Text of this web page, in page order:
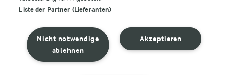
Datenschutzbestimmungen
Nutzerbedingungen
Impressum
Liste der Partner (Lieferanten)
Akzeptieren
Nicht notwendige
ablehnen